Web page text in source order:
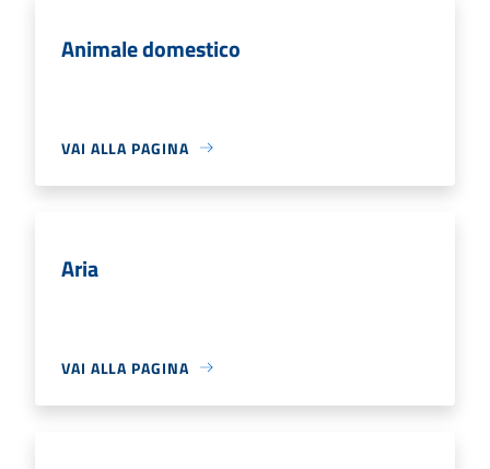
Animale domestico
VAI ALLA PAGINA
Aria
VAI ALLA PAGINA